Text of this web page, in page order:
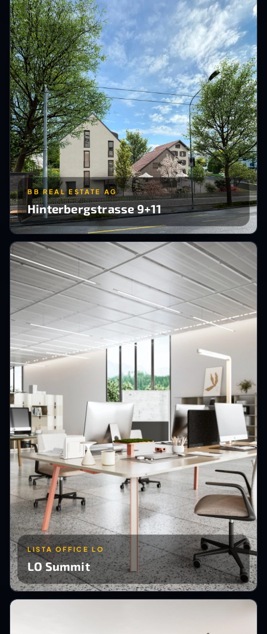
BB REAL ESTATE AG
Hinterbergstrasse 9+11
LISTA OFFICE LO
LO Summit